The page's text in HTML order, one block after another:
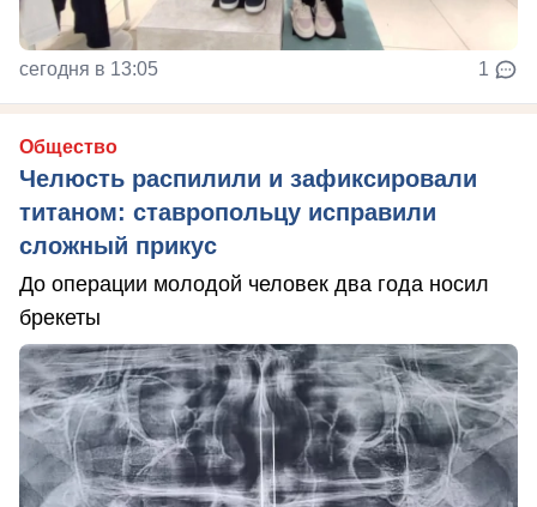
сегодня в 13:05 1
Общество
Челюсть распилили и зафиксировали
титаном: ставропольцу исправили
сложный прикус
До операции молодой человек два года носил
брекеты